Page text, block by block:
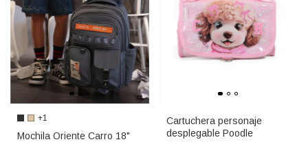
+1
Mochila Oriente Carro 18"
Cartuchera personaje
desplegable Poodle